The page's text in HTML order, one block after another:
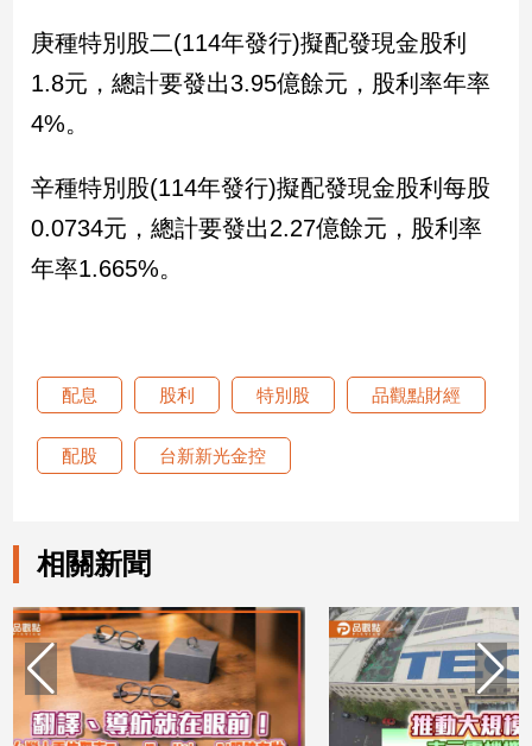
樂
星
流
行/
時
生
活
內
計
旅
遊/
美
食
庚種特別股二(114年發行)擬配發現金股利
1.8元，總計要發出3.95億餘元，股利率年率
4%。
辛種特別股(114年發行)擬配發現金股利每股
0.0734元，總計要發出2.27億餘元，股利率
年率1.665%。
配息 股利 特別股 品觀點財經
配股 台新新光金控
相關新聞